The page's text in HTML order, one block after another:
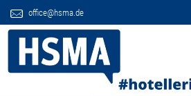
office@hsma.de